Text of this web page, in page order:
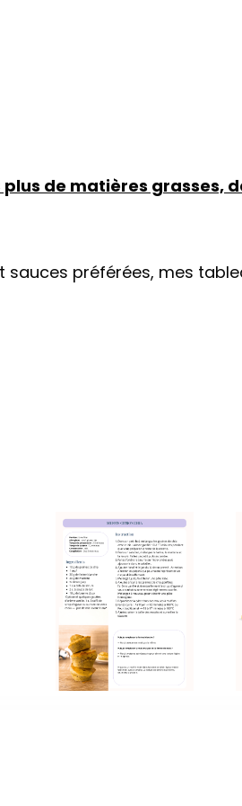
de matières grasses,
préférées, mes